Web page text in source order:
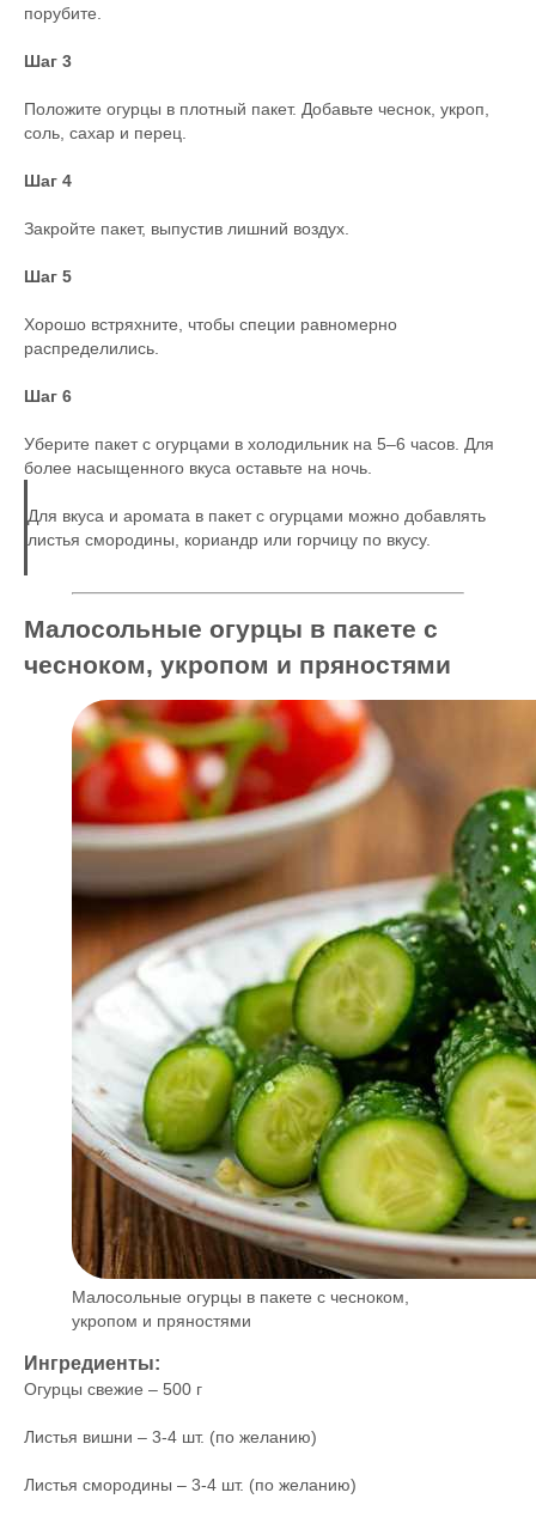
порубите.
Шаг 3
Положите огурцы в плотный пакет. Добавьте чеснок, укроп,
соль, сахар и перец.
Шаг 4
Закройте пакет, выпустив лишний воздух.
Шаг 5
Хорошо встряхните, чтобы специи равномерно
распределились.
Шаг 6
Уберите пакет с огурцами в холодильник на 5–6 часов. Для
более насыщенного вкуса оставьте на ночь.
Для вкуса и аромата в пакет с огурцами можно добавлять
листья смородины, кориандр или горчицу по вкусу.
Малосольные огурцы в пакете с
чесноком, укропом и пряностями
Малосольные огурцы в пакете с чесноком,
укропом и пряностями
Ингредиенты:
Огурцы свежие – 500 г
Листья вишни – 3-4 шт. (по желанию)
Листья смородины – 3-4 шт. (по желанию)